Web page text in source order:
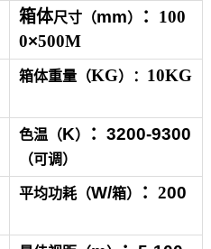
箱体尺寸（mm） ： 100
0×500M
箱体重量（KG）： 10KG
色温（K） ： 3200-9300
（可调）
平均功耗（W/箱） ： 200